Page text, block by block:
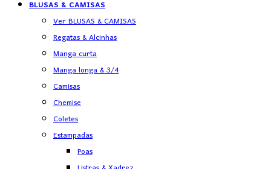
BLUSAS & CAMISAS
Ver BLUSAS & CAMISAS
Regatas & Alcinhas
Manga curta
Manga longa & 3/4
Camisas
Chemise
Coletes
Estampadas
Poas